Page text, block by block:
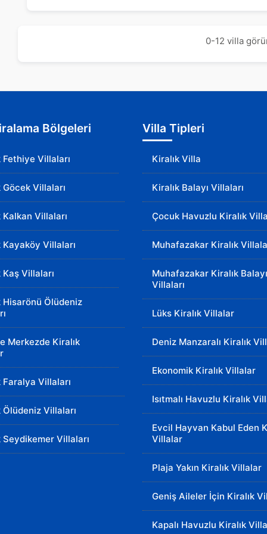
0-12 villa
Bölgeleri
Fethiye Villaları
Göcek Villaları
Kalkan Villaları
Kayaköy Villaları
Kaş Villaları
Hisarönü Ölüdeniz
Merkezde Kiralık
Faralya Villaları
Ölüdeniz Villaları
Seydikemer Villaları
Villa Tipleri
Kiralık Villa
Kiralık Balayı Villaları
Çocuk Havuzlu Kiralık
Muhafazakar Kiralık
Muhafazakar Kiralık Balayı
Villaları
Lüks Kiralık Villalar
Deniz Manzaralı Kiralık
Ekonomik Kiralık Villalar
Isıtmalı Havuzlu Kiralık
Evcil Hayvan Kabul Eden
Villalar
Plaja Yakın Kiralık Villalar
Geniş Aileler İçin Kiralık
Kapalı Havuzlu Kiralık